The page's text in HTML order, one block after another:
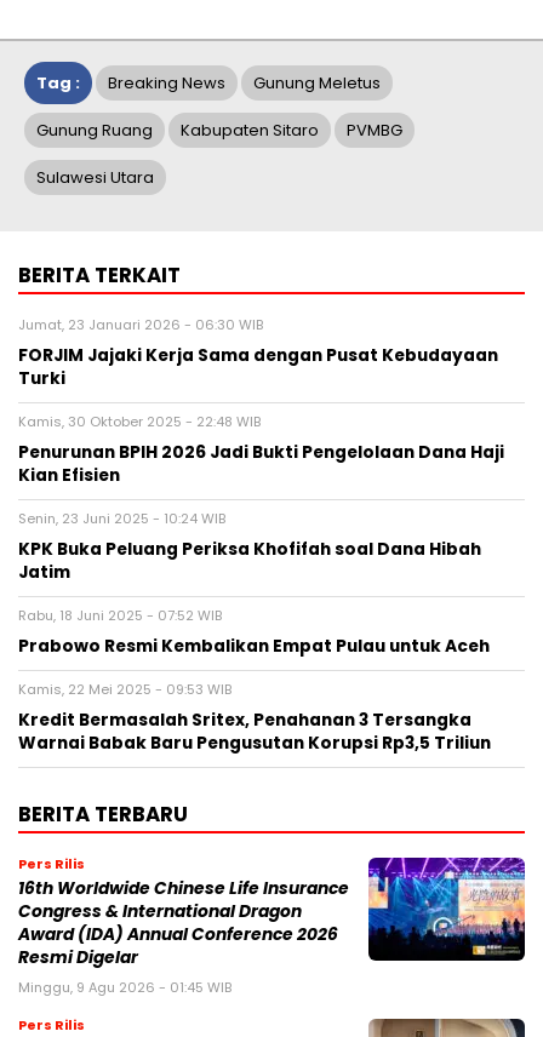
Tag : Breaking News Gunung Meletus
Gunung Ruang Kabupaten Sitaro PVMBG
Sulawesi Utara
BERITA TERKAIT
Jumat, 23 Januari 2026 - 06:30 WIB
FORJIM Jajaki Kerja Sama dengan Pusat Kebudayaan
Turki
Kamis, 30 Oktober 2025 - 22:48 WIB
Penurunan BPIH 2026 Jadi Bukti Pengelolaan Dana Haji
Kian Efisien
Senin, 23 Juni 2025 - 10:24 WIB
KPK Buka Peluang Periksa Khofifah soal Dana Hibah
Jatim
Rabu, 18 Juni 2025 - 07:52 WIB
Prabowo Resmi Kembalikan Empat Pulau untuk Aceh
Kamis, 22 Mei 2025 - 09:53 WIB
Kredit Bermasalah Sritex, Penahanan 3 Tersangka
Warnai Babak Baru Pengusutan Korupsi Rp3,5 Triliun
BERITA TERBARU
Pers Rilis
16th Worldwide Chinese Life Insurance
Congress & International Dragon
Award (IDA) Annual Conference 2026
Resmi Digelar
Minggu, 9 Agu 2026 - 01:45 WIB
Pers Rilis